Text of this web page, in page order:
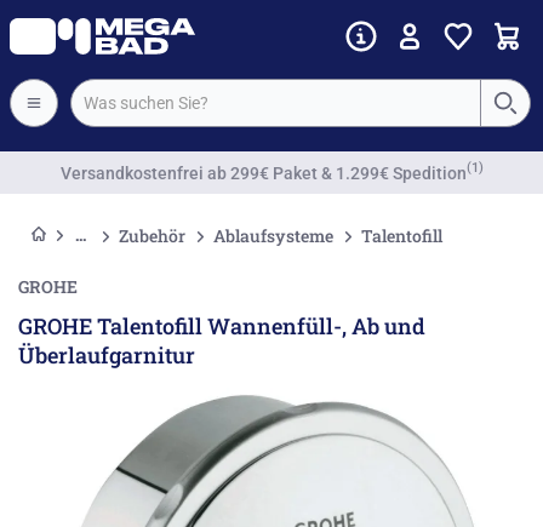
Versandkostenfrei ab 299€ Paket & 1.299€ Spedition(1)
Zubehör Ablaufsysteme Talentofill
GROHE
GROHE Talentofill Wannenfüll-, Ab und
Überlaufgarnitur